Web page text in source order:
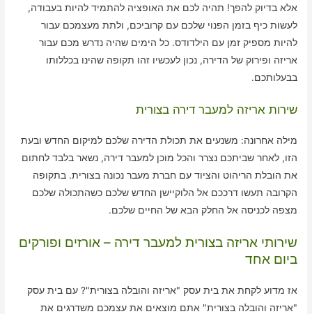
אלא בדיוק להפך! תהיה לכם את האופציה להתמיד להיות בעבודה,
לעשות כיף בזמן הפנוי שלכם עם קרוביכם, ולתת מעצמכם עבור
להיות מספיק זמן עם הילדודס. כל הימים שהיה נדרש מכם עבור
אריזה ופירוק של הדירה, נכון לעכשיו זהו תקופה שהינו בכללותו
בבעלותכם.
שירות אריזה למעבר דירה בצורית
מילה אחרונה: משנעים את תכולת הדירה שלכם למיקום החדש ובעת
הזו, לאחר שביתכם נצרר והכל מוכן למעבר דירה, נשאר בלבד לחתום
את הובלת הריהוט והציוד עם חברת מעבר נכונה בצורית. בתקופה
הקרובה תעשו דרככם אל הלוקיישן החדש שלכם כשהתכולה שלכם
מצפה לכניסה אל החלק הבא של החיים שלכם.
שירותי אריזה בצורית למעבר דירה – אורזים ופורקים
ביום אחד
אז מדוע לקחת את בית עסק "אריזה והובלה בצורית"? עם בית עסק
"אריזה והובלה בצורית" אתם מוצאים את עצמכם משדרגים את